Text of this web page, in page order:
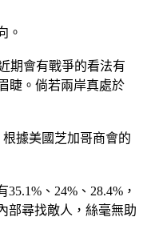
。
期會有戰爭的看法有
睫。倘若兩岸真處於
據美國芝加哥商會的
、24%、28.4%，
部尋找敵人，絲毫無助